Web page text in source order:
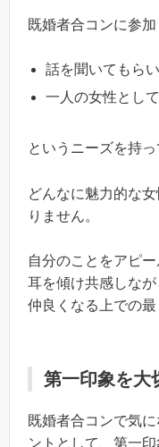
既婚者合コンに参
話を聞いてもら
一人の女性とし
というニーズを持っ
どんなに魅力的な
りません。
自分のことをアピ
耳を傾け共感しな
仲良くなる上での最
第一印象を大
既婚者合コンで気
ントとして、第一